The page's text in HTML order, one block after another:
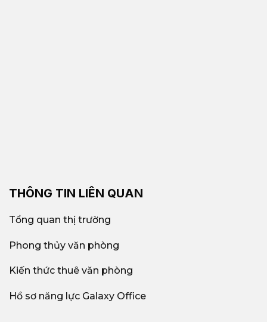
THÔNG TIN LIÊN QUAN
Tổng quan thị trường
Phong thủy văn phòng
Kiến thức thuê văn phòng
Hồ sơ năng lực Galaxy Office